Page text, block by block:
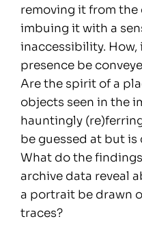
removing it from the
imbuing it with a
inaccessibility. How,
presence be
Are the spirit of a
objects seen in the
hauntingly
be guessed at but
What do the
archive data reveal
a portrait be drawn
traces?